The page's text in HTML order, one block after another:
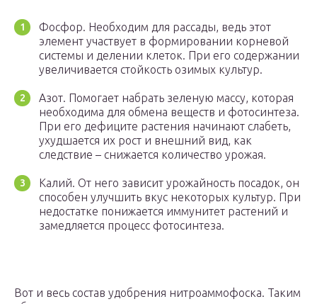
Фосфор. Необходим для рассады, ведь этот
элемент участвует в формировании корневой
системы и делении клеток. При его содержании
увеличивается стойкость озимых культур.
Азот. Помогает набрать зеленую массу, которая
необходима для обмена веществ и фотосинтеза.
При его дефиците растения начинают слабеть,
ухудшается их рост и внешний вид, как
следствие – снижается количество урожая.
Калий. От него зависит урожайность посадок, он
способен улучшить вкус некоторых культур. При
недостатке понижается иммунитет растений и
замедляется процесс фотосинтеза.
Вот и весь состав удобрения нитроаммофоска. Таким